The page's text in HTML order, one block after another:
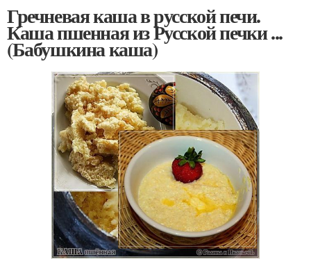
Гречневая каша в русской печи.
Каша пшенная из Русской печки ...
(Бабушкина каша)